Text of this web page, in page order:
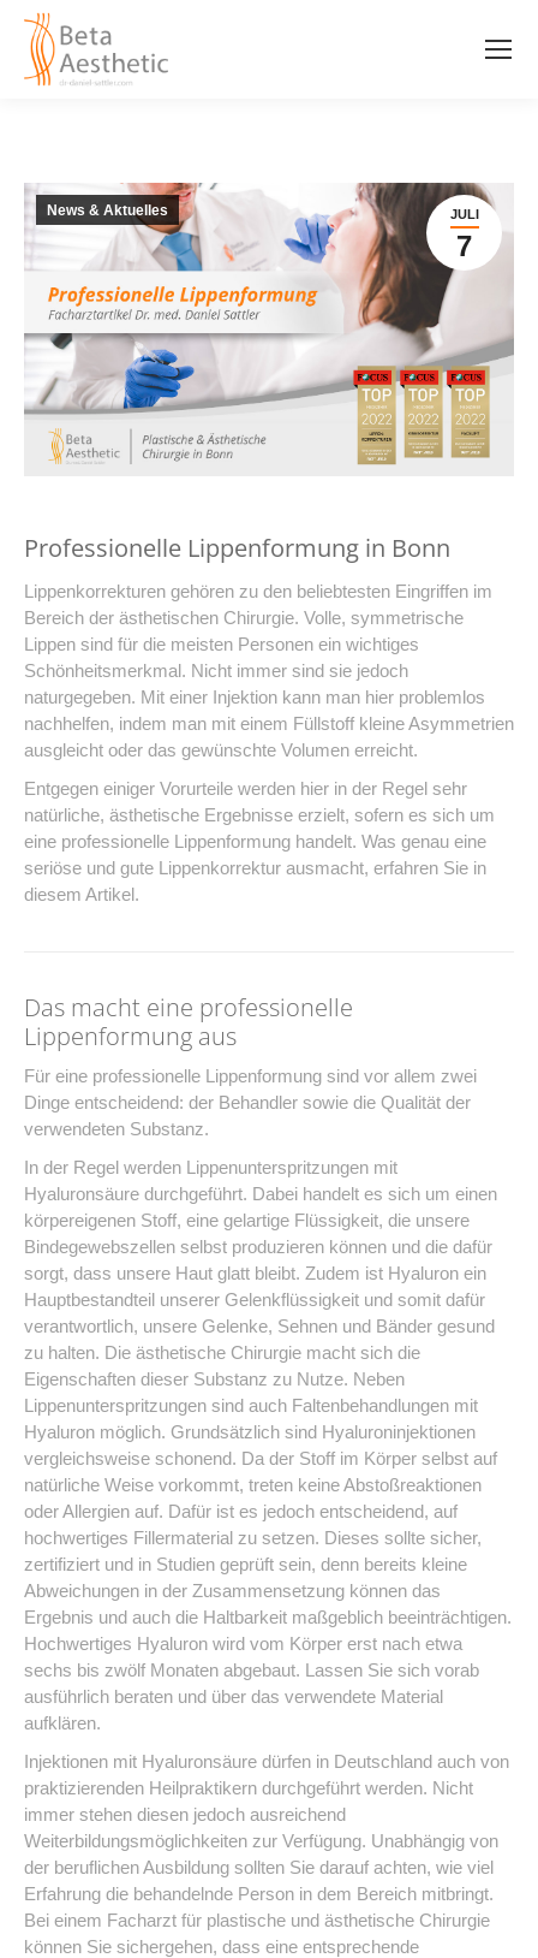
JULI
7
News & Aktuelles
Professionelle Lippenformung in Bonn
Lippenkorrekturen gehören zu den beliebtesten Eingriffen im
Bereich der ästhetischen Chirurgie. Volle, symmetrische
Lippen sind für die meisten Personen ein wichtiges
Schönheitsmerkmal. Nicht immer sind sie jedoch
naturgegeben. Mit einer Injektion kann man hier problemlos
nachhelfen, indem man mit einem Füllstoff kleine Asymmetrien
ausgleicht oder das gewünschte Volumen erreicht.
Entgegen einiger Vorurteile werden hier in der Regel sehr
natürliche, ästhetische Ergebnisse erzielt, sofern es sich um
eine professionelle Lippenformung handelt. Was genau eine
seriöse und gute Lippenkorrektur ausmacht, erfahren Sie in
diesem Artikel.
Das macht eine professionelle
Lippenformung aus
Für eine professionelle Lippenformung sind vor allem zwei
Dinge entscheidend: der Behandler sowie die Qualität der
verwendeten Substanz.
In der Regel werden Lippenunterspritzungen mit
Hyaluronsäure durchgeführt. Dabei handelt es sich um einen
körpereigenen Stoff, eine gelartige Flüssigkeit, die unsere
Bindegewebszellen selbst produzieren können und die dafür
sorgt, dass unsere Haut glatt bleibt. Zudem ist Hyaluron ein
Hauptbestandteil unserer Gelenkflüssigkeit und somit dafür
verantwortlich, unsere Gelenke, Sehnen und Bänder gesund
zu halten. Die ästhetische Chirurgie macht sich die
Eigenschaften dieser Substanz zu Nutze. Neben
Lippenunterspritzungen sind auch Faltenbehandlungen mit
Hyaluron möglich. Grundsätzlich sind Hyaluroninjektionen
vergleichsweise schonend. Da der Stoff im Körper selbst auf
natürliche Weise vorkommt, treten keine Abstoßreaktionen
oder Allergien auf. Dafür ist es jedoch entscheidend, auf
hochwertiges Fillermaterial zu setzen. Dieses sollte sicher,
zertifiziert und in Studien geprüft sein, denn bereits kleine
Abweichungen in der Zusammensetzung können das
Ergebnis und auch die Haltbarkeit maßgeblich beeinträchtigen.
Hochwertiges Hyaluron wird vom Körper erst nach etwa
sechs bis zwölf Monaten abgebaut. Lassen Sie sich vorab
ausführlich beraten und über das verwendete Material
aufklären.
Injektionen mit Hyaluronsäure dürfen in Deutschland auch von
praktizierenden Heilpraktikern durchgeführt werden. Nicht
immer stehen diesen jedoch ausreichend
Weiterbildungsmöglichkeiten zur Verfügung. Unabhängig von
der beruflichen Ausbildung sollten Sie darauf achten, wie viel
Erfahrung die behandelnde Person in dem Bereich mitbringt.
Bei einem Facharzt für plastische und ästhetische Chirurgie
können Sie sichergehen, dass eine entsprechende